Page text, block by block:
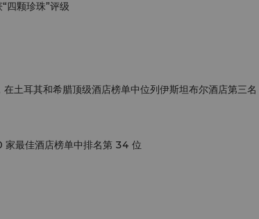
颗珍珠”评级
耳其和希腊顶级酒店榜单中位列伊斯坦布尔酒店第三名
最佳酒店榜单中排名第 34 位